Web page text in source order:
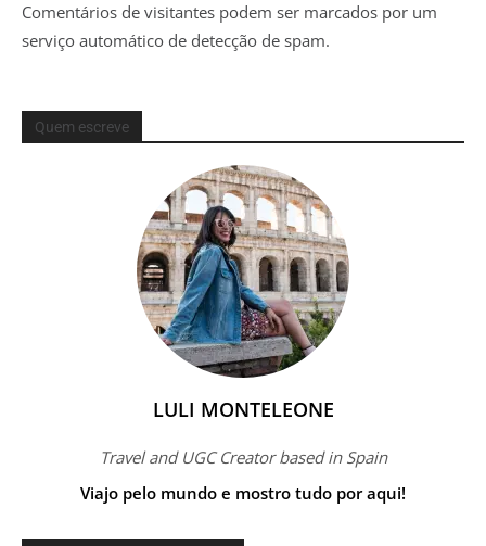
Comentários de visitantes podem ser marcados por um
serviço automático de detecção de spam.
Quem escreve
LULI MONTELEONE
Travel and UGC Creator based in Spain
Viajo pelo mundo e mostro tudo por aqui!